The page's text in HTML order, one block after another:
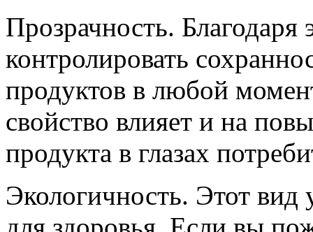
Прозрачность.
контролировать
продуктов в любой
свойство влияет и на
продукта в глазах
Экологичность. Этот вид